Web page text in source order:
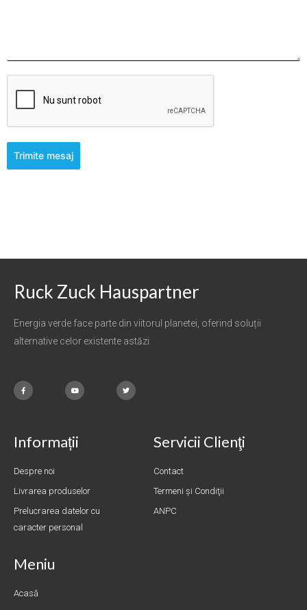
Trimite mesaj
Ruck Zuck Hauspartner
Energia verde face parte din viitorul planetei, oferind soluții
alternative celor existente astăzi.
Informații
Despre noi
Livrarea produselor
Prelucrarea datelor cu
caracter personal
Servicii Clienţi
Contact
Termeni și Condiţii
ANPC
Meniu
Acasă